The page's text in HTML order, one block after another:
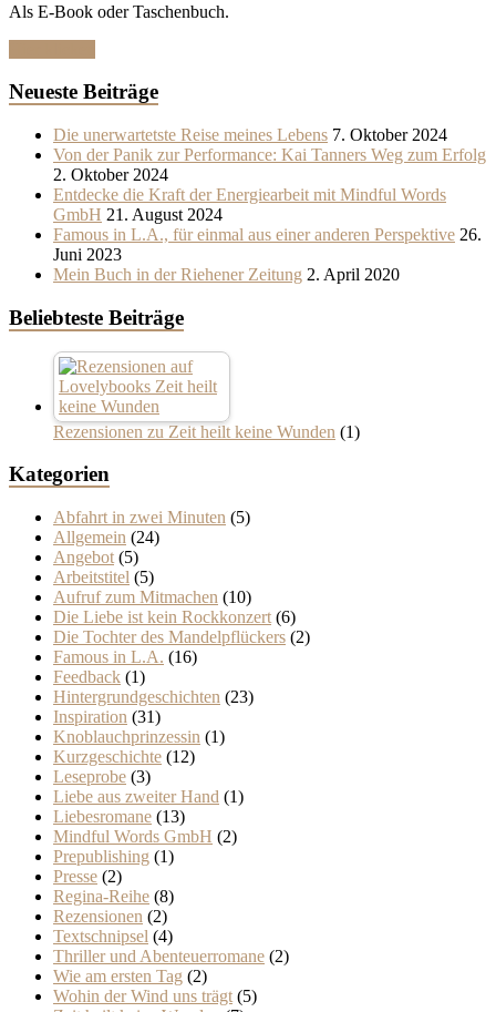
Als E-Book oder Taschenbuch.
Neueste Beiträge
Die unerwartetste Reise meines Lebens 7. Oktober 2024
Von der Panik zur Performance: Kai Tanners Weg zum Erfolg
2. Oktober 2024
Entdecke die Kraft der Energiearbeit mit Mindful Words
GmbH 21. August 2024
Famous in L.A., für einmal aus einer anderen Perspektive 26.
Juni 2023
Mein Buch in der Riehener Zeitung 2. April 2020
Beliebteste Beiträge
Rezensionen zu Zeit heilt keine Wunden (1)
Kategorien
Abfahrt in zwei Minuten (5)
Allgemein (24)
Angebot (5)
Arbeitstitel (5)
Aufruf zum Mitmachen (10)
Die Liebe ist kein Rockkonzert (6)
Die Tochter des Mandelpflückers (2)
Famous in L.A. (16)
Feedback (1)
Hintergrundgeschichten (23)
Inspiration (31)
Knoblauchprinzessin (1)
Kurzgeschichte (12)
Leseprobe (3)
Liebe aus zweiter Hand (1)
Liebesromane (13)
Mindful Words GmbH (2)
Prepublishing (1)
Presse (2)
Regina-Reihe (8)
Rezensionen (2)
Textschnipsel (4)
Thriller und Abenteuerromane (2)
Wie am ersten Tag (2)
Wohin der Wind uns trägt (5)